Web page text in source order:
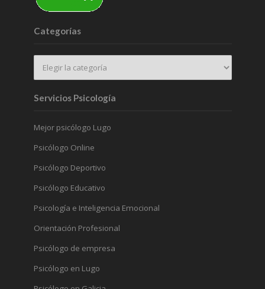
Categorías
Servicios Psicología
Mejor psicólogo Lugo
Psicólogo Online
Psicólogo Deportivo
Psicólogo Educativo
Psicología e Inteligencia Emocional
Orientación Profesional
Psicólogo de empresa
Psicólogo en Lugo